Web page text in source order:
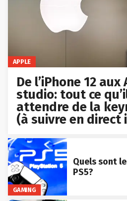
APPLE
De l’iPhone 12 aux
studio: tout ce
attendre de la
(à suivre en direct
GAMING
Quels sont
PS5?